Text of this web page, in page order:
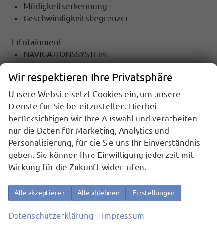
Müdigkeitserkennung
Geschwindigkeitsbegrenzer
Infotainment
NAVIGATIONSSYSTEM
RADIO Radio
TOUCHSCREEN
Radiobedienung am Lenkrad
DAB
USB-Anschluss
Apple Car Play
Android Auto
Telefon
Freisprecheinrichtung
Full Link
Sicherheit
Wir respektieren Ihre Privatsphäre
Unsere Website setzt Cookies ein, um unsere
Dienste für Sie bereitzustellen. Hierbei
berücksichtigen wir Ihre Auswahl und verarbeiten
nur die Daten für Marketing, Analytics und
Personalisierung, für die Sie uns Ihr Einverständnis
geben. Sie können Ihre Einwilligung jederzeit mit
Wirkung für die Zukunft widerrufen.
Alle akzeptieren Alle ablehnen Einstellungen
Datenschutzerklärung Impressum